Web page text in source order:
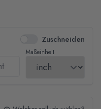
Zuschneiden
Maßeinheit